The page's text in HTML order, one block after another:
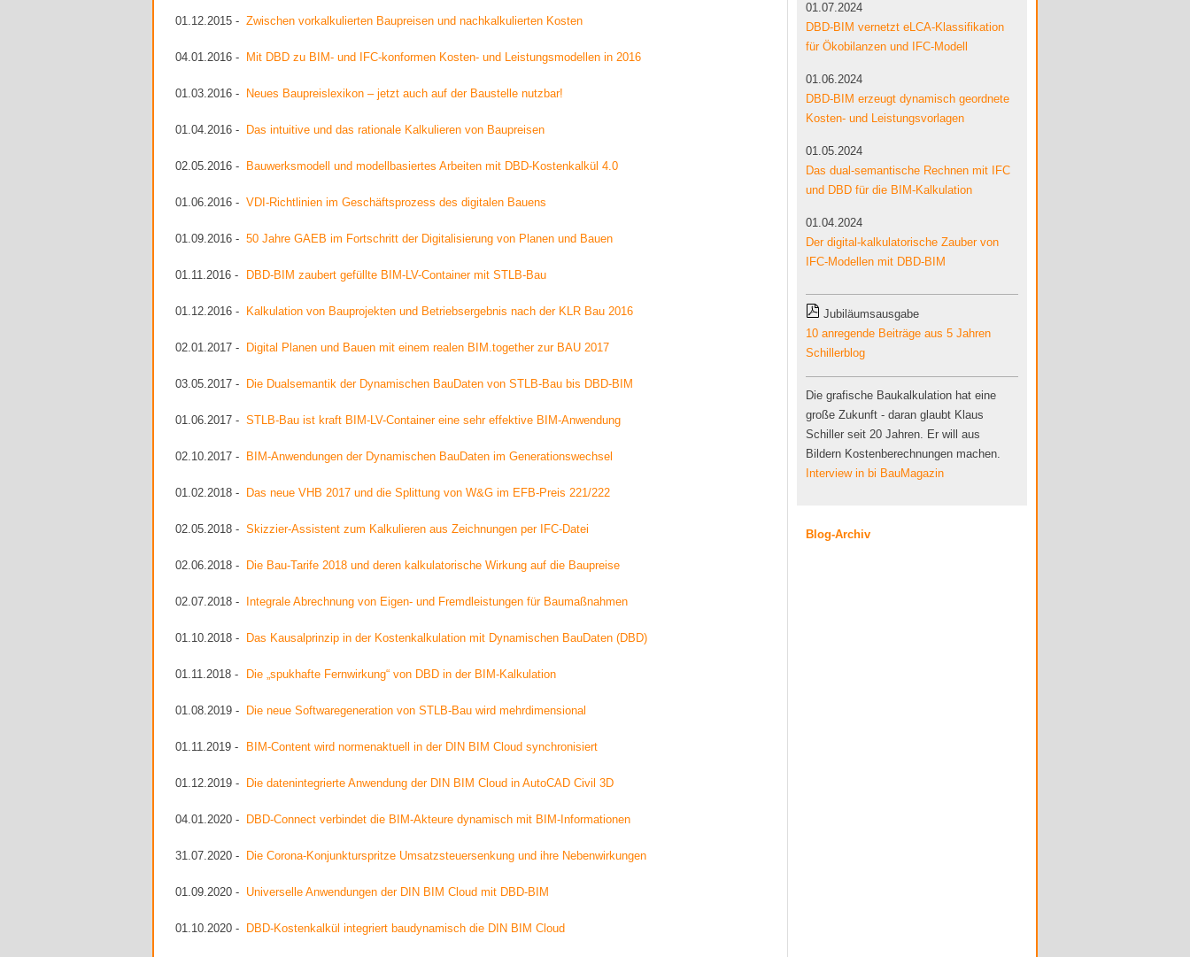
01.12.2015 - Zwischen vorkalkulierten Baupreisen und nachkalkulierten Kosten
04.01.2016 - Mit DBD zu BIM- und IFC-konformen Kosten- und Leistungsmodellen in 2016
01.03.2016 - Neues Baupreislexikon – jetzt auch auf der Baustelle nutzbar!
01.04.2016 - Das intuitive und das rationale Kalkulieren von Baupreisen
02.05.2016 - Bauwerksmodell und modellbasiertes Arbeiten mit DBD-Kostenkalkül 4.0
01.06.2016 - VDI-Richtlinien im Geschäftsprozess des digitalen Bauens
01.09.2016 - 50 Jahre GAEB im Fortschritt der Digitalisierung von Planen und Bauen
01.11.2016 - DBD-BIM zaubert gefüllte BIM-LV-Container mit STLB-Bau
01.12.2016 - Kalkulation von Bauprojekten und Betriebsergebnis nach der KLR Bau 2016
02.01.2017 - Digital Planen und Bauen mit einem realen BIM.together zur BAU 2017
03.05.2017 - Die Dualsemantik der Dynamischen BauDaten von STLB-Bau bis DBD-BIM
01.06.2017 - STLB-Bau ist kraft BIM-LV-Container eine sehr effektive BIM-Anwendung
02.10.2017 - BIM-Anwendungen der Dynamischen BauDaten im Generationswechsel
01.02.2018 - Das neue VHB 2017 und die Splittung von W&G im EFB-Preis 221/222
02.05.2018 - Skizzier-Assistent zum Kalkulieren aus Zeichnungen per IFC-Datei
02.06.2018 - Die Bau-Tarife 2018 und deren kalkulatorische Wirkung auf die Baupreise
02.07.2018 - Integrale Abrechnung von Eigen- und Fremdleistungen für Baumaßnahmen
01.10.2018 - Das Kausalprinzip in der Kostenkalkulation mit Dynamischen BauDaten (DBD)
01.11.2018 - Die „spukhafte Fernwirkung“ von DBD in der BIM-Kalkulation
01.08.2019 - Die neue Softwaregeneration von STLB-Bau wird mehrdimensional
01.11.2019 - BIM-Content wird normenaktuell in der DIN BIM Cloud synchronisiert
01.12.2019 - Die datenintegrierte Anwendung der DIN BIM Cloud in AutoCAD Civil 3D
04.01.2020 - DBD-Connect verbindet die BIM-Akteure dynamisch mit BIM-Informationen
31.07.2020 - Die Corona-Konjunkturspritze Umsatzsteuersenkung und ihre Nebenwirkungen
01.09.2020 - Universelle Anwendungen der DIN BIM Cloud mit DBD-BIM
01.10.2020 - DBD-Kostenkalkül integriert baudynamisch die DIN BIM Cloud
01.07.2024
DBD-BIM vernetzt eLCA-Klassifikation
für Ökobilanzen und IFC-Modell
01.06.2024
DBD-BIM erzeugt dynamisch geordnete
Kosten- und Leistungsvorlagen
01.05.2024
Das dual-semantische Rechnen mit IFC
und DBD für die BIM-Kalkulation
01.04.2024
Der digital-kalkulatorische Zauber von
IFC-Modellen mit DBD-BIM
Jubiläumsausgabe
10 anregende Beiträge aus 5 Jahren
Schillerblog
Die grafische Baukalkulation hat eine
große Zukunft - daran glaubt Klaus
Schiller seit 20 Jahren. Er will aus
Bildern Kostenberechnungen machen.
Interview in bi BauMagazin
Blog-Archiv